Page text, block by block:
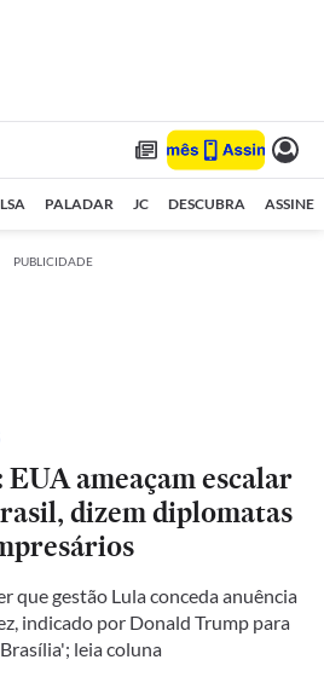
PALADAR JC DESCUBRA ASSINE
PUBLICIDADE
ameaçam escalar
dizem diplomatas
que gestão Lula conceda anuência
indicado por Donald Trump para
leia coluna